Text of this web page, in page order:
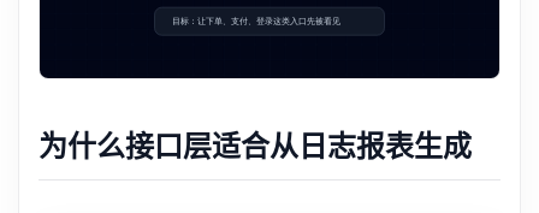
为什么接口层适合从日志报表生成